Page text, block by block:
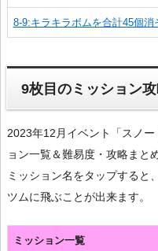
8-9:キラキラボムを合計45個消
9枚目のミッション
2023年12月イベント「スノ
ョン一覧＆難易度・攻略まと
ミッション名をタップすると
ツムに飛ぶことが出来ます。
ミッション一覧